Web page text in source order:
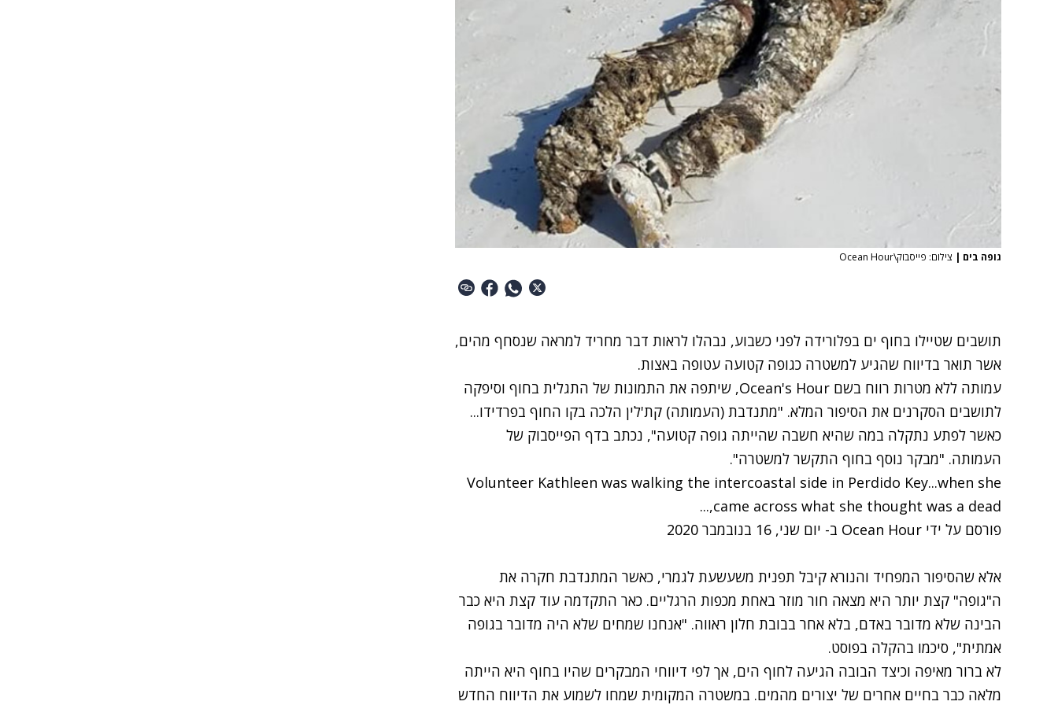
גופה בים | צילום: פייסבוק\Ocean Hour
תושבים שטיילו בחוף ים בפלורידה לפני כשבוע, נבהלו לראות דבר מחריד למראה שנסחף מהים,
אשר תואר בדיווח שהגיע למשטרה כגופה קטועה עטופה באצות.
עמותה ללא מטרות רווח בשם Ocean's Hour, שיתפה את התמונות של התגלית בחוף וסיפקה
לתושבים הסקרנים את הסיפור המלא. "מתנדבת (העמותה) קת'לין הלכה בקו החוף בפרדידו...
כאשר לפתע נתקלה במה שהיא חשבה שהייתה גופה קטועה", נכתב בדף הפייסבוק של
העמותה. "מבקר נוסף בחוף התקשר למשטרה".
Volunteer Kathleen was walking the intercoastal side in Perdido Key...when she
came across what she thought was a dead,...
פורסם על ידי ‏‎ Ocean Hour יום שני, 16 בנובמבר 2020
אלא שהסיפור המפחיד והנורא קיבל תפנית משעשעת לגמרי, כאשר המתנדבת חקרה את
ה"גופה" קצת יותר היא מצאה חור מוזר באחת מכפות הרגליים. כאר התקדמה עוד קצת היא כבר
הבינה שלא מדובר באדם, בלא אחר בבובת חלון ראווה. "אנחנו שמחים שלא היה מדובר בגופה
אמתית", סיכמו בהקלה בפוסט.
לא ברור מאיפה וכיצד הבובה הגיעה לחוף הים, אך לפי דיווחי המבקרים שהיו בחוף היא הייתה
מלאה כבר בחיים אחרים של יצורים מהמים. במשטרה המקומית שמחו לשמוע את הדיווח החדש